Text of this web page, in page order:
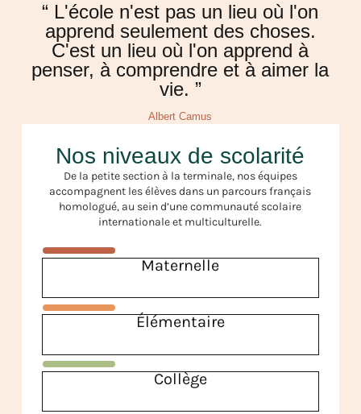
“ L'école n'est pas un lieu où l'on
apprend seulement des choses.
C'est un lieu où l'on apprend à
penser, à comprendre et à aimer la
vie. ”
Albert Camus
Nos niveaux de scolarité
De la petite section à la terminale, nos équipes
accompagnent les élèves dans un parcours français
homologué, au sein d’une communauté scolaire
internationale et multiculturelle.
Maternelle
Élémentaire
Collège